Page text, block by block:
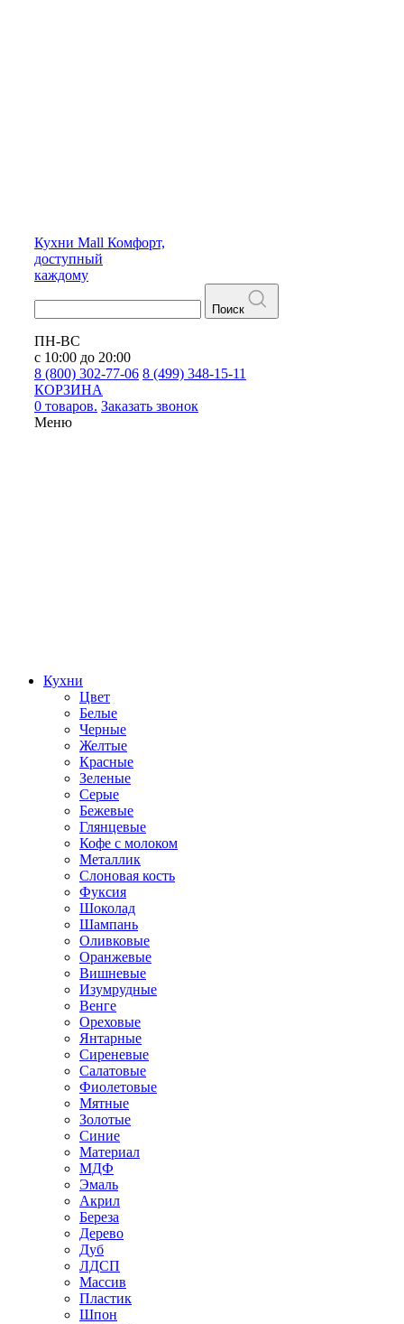
Кухни Mall Комфорт,
доступный
каждому
Поиск
ПН-ВС
с 10:00 до 20:00
8 (800) 302-77-06 8 (499) 348-15-11
КОРЗИНА
0 товаров. Заказать звонок
Меню
Кухни
Цвет
Белые
Черные
Желтые
Красные
Зеленые
Серые
Бежевые
Глянцевые
Кофе с молоком
Металлик
Слоновая кость
Фуксия
Шоколад
Шампань
Оливковые
Оранжевые
Вишневые
Изумрудные
Венге
Ореховые
Янтарные
Сиреневые
Салатовые
Фиолетовые
Мятные
Золотые
Синие
Материал
МДФ
Эмаль
Акрил
Береза
Дерево
Дуб
ЛДСП
Массив
Пластик
Шпон